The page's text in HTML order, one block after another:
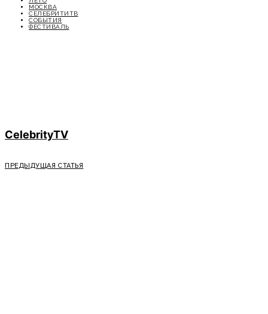
МОСКВА
СЕЛЕБРИТИТВ
СОБЫТИЯ
ФЕСТИВАЛЬ
CelebrityTV
ПРЕДЫДУЩАЯ СТАТЬЯ